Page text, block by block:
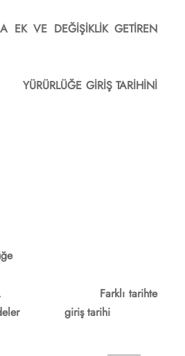
EK VE DEĞİŞİKLİK GETİREN
GİRİŞ TARİHİNİ
tarihte
giriş tarihi